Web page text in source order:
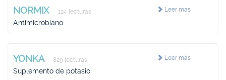
Leer más
NORMIX 124 lecturas
Antimicrobiano
Leer más
YONKA 829 lecturas
Suplemento de potasio